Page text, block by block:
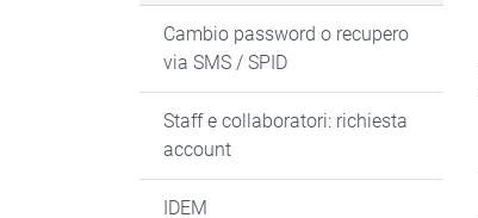
Cambio password o recupero
via SMS / SPID
Staff e collaboratori: richiesta
account
IDEM